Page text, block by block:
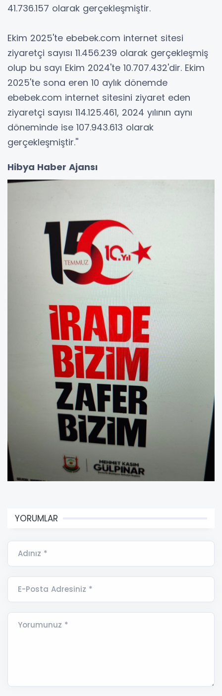
41.736.157 olarak gerçekleşmiştir.
Ekim 2025'te ebebek.com internet sitesi
ziyaretçi sayısı 11.456.239 olarak gerçekleşmiş
olup bu sayı Ekim 2024'te 10.707.432'dir. Ekim
2025'te sona eren 10 aylık dönemde
ebebek.com internet sitesini ziyaret eden
ziyaretçi sayısı 114.125.461, 2024 yılının aynı
döneminde ise 107.943.613 olarak
gerçekleşmiştir.''
Hibya Haber Ajansı
YORUMLAR
Adınız *
E-Posta Adresiniz *
Yorumunuz *